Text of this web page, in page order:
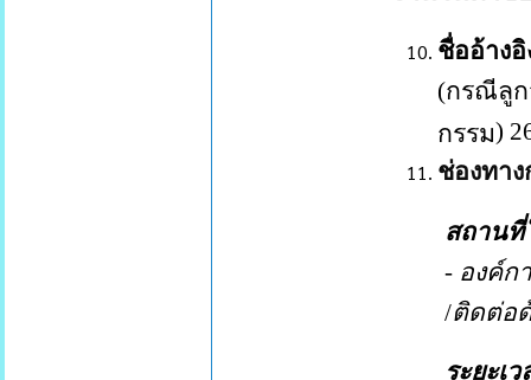
ชื่ออ้าง
(กรณีลูก
กรรม)
ช่องทาง
สถานที่
- องค์ก
/ติดต่อ
ระยะเ